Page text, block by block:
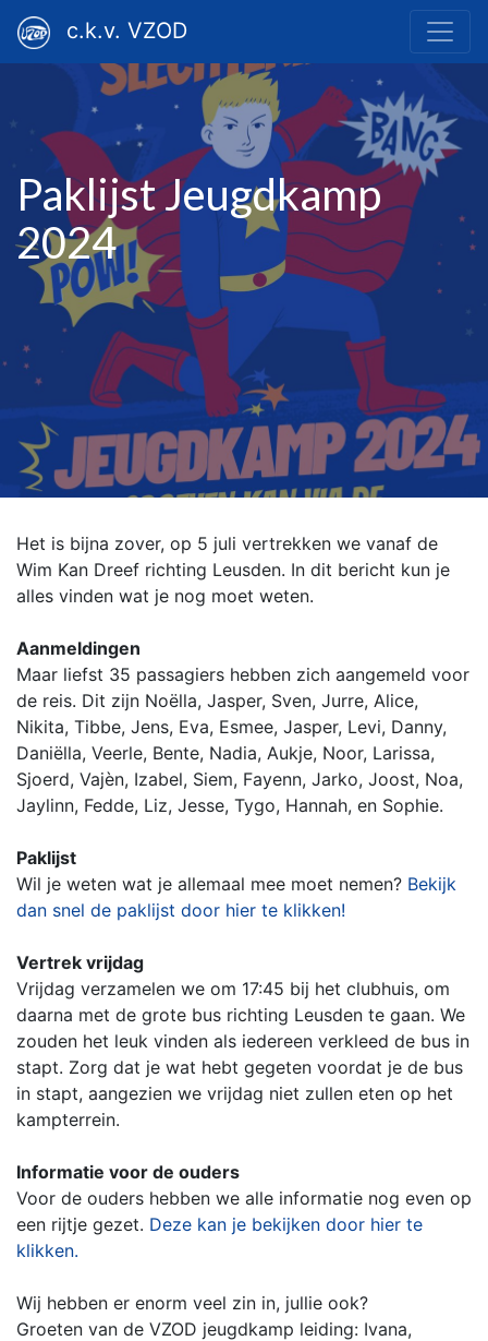
c.k.v. VZOD
Paklijst Jeugdkamp
2024
Het is bijna zover, op 5 juli vertrekken we vanaf de
Wim Kan Dreef richting Leusden. In dit bericht kun je
alles vinden wat je nog moet weten.
Aanmeldingen
Maar liefst 35 passagiers hebben zich aangemeld voor
de reis. Dit zijn Noëlla, Jasper, Sven, Jurre, Alice,
Nikita, Tibbe, Jens, Eva, Esmee, Jasper, Levi, Danny,
Daniëlla, Veerle, Bente, Nadia, Aukje, Noor, Larissa,
Sjoerd, Vajèn, Izabel, Siem, Fayenn, Jarko, Joost, Noa,
Jaylinn, Fedde, Liz, Jesse, Tygo, Hannah, en Sophie.
Paklijst
Wil je weten wat je allemaal mee moet nemen? Bekijk
dan snel de paklijst door hier te klikken!
Vertrek vrijdag
Vrijdag verzamelen we om 17:45 bij het clubhuis, om
daarna met de grote bus richting Leusden te gaan. We
zouden het leuk vinden als iedereen verkleed de bus in
stapt. Zorg dat je wat hebt gegeten voordat je de bus
in stapt, aangezien we vrijdag niet zullen eten op het
kampterrein.
Informatie voor de ouders
Voor de ouders hebben we alle informatie nog even op
een rijtje gezet. Deze kan je bekijken door hier te
klikken.
Wij hebben er enorm veel zin in, jullie ook?
Groeten van de VZOD jeugdkamp leiding: Ivana,